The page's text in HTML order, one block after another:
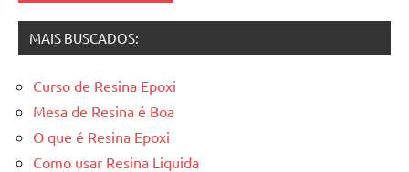
MAIS BUSCADOS:
Curso de Resina Epoxi
Mesa de Resina é Boa
O que é Resina Epoxi
Como usar Resina Liquida